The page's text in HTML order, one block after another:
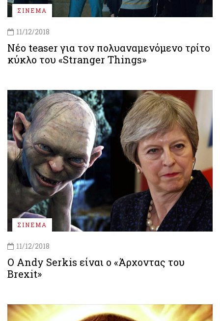
ΣΙΝΕΜΑ
11/12/2018
Nέο teaser για τον πολυαναμενόμενο τρίτο
κύκλο του «Stranger Things»
ΣΙΝΕΜΑ
11/12/2018
Ο Andy Serkis είναι ο «Άρχοντας του
Brexit»